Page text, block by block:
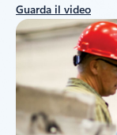
Guarda il video